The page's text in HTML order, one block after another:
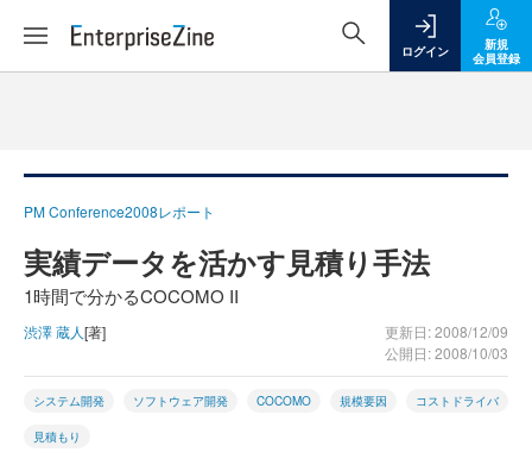
ログイン
新規
会員登録
PM Conference2008レポート
実績データを活かす見積り手法
1時間で分かるCOCOMO II
渋澤 蔵人[著]
更新日: 2008/12/09
公開日: 2008/10/03
システム開発 ソフトウェア開発 COCOMO 規模要因 コストドライバ
見積もり